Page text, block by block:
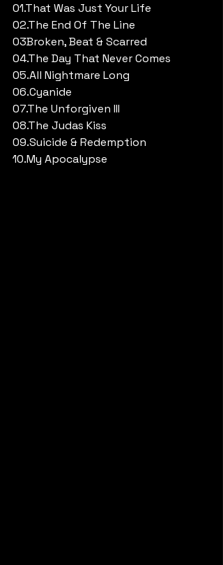
01.That Was Just Your Life
02.The End Of The Line
03Broken, Beat & Scarred
04.The Day That Never Comes
05.All Nightmare Long
06.Cyanide
07.The Unforgiven III
08.The Judas Kiss
09.Suicide & Redemption
10.My Apocalypse